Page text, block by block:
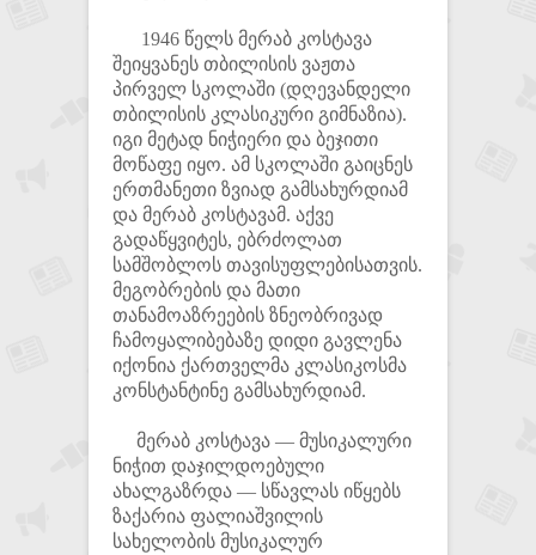
1946 წელს მერაბ კოსტავა
შეიყვანეს თბილისის ვაჟთა
პირველ სკოლაში (დღევანდელი
თბილისის კლასიკური გიმნაზია).
იგი მეტად ნიჭიერი და ბეჯითი
მოწაფე იყო. ამ სკოლაში გაიცნეს
ერთმანეთი ზვიად გამსახურდიამ
და მერაბ კოსტავამ. აქვე
გადაწყვიტეს, ებრძოლათ
სამშობლოს თავისუფლებისათვის.
მეგობრების და მათი
თანამოაზრეების ზნეობრივად
ჩამოყალიბებაზე დიდი გავლენა
იქონია ქართველმა კლასიკოსმა
კონსტანტინე გამსახურდიამ.
მერაბ კოსტავა — მუსიკალური
ნიჭით დაჯილდოებული
ახალგაზრდა — სწავლას იწყებს
ზაქარია ფალიაშვილის
სახელობის მუსიკალურ